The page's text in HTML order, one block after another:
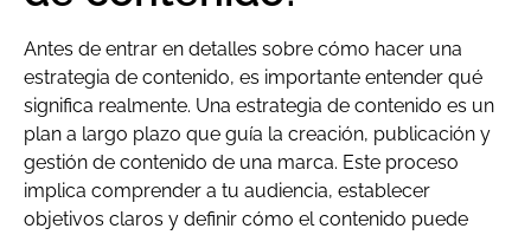
Antes de entrar en detalles sobre cómo hacer una
estrategia de contenido, es importante entender qué
significa realmente. Una estrategia de contenido es un
plan a largo plazo que guía la creación, publicación y
gestión de contenido de una marca. Este proceso
implica comprender a tu audiencia, establecer
objetivos claros y definir cómo el contenido puede